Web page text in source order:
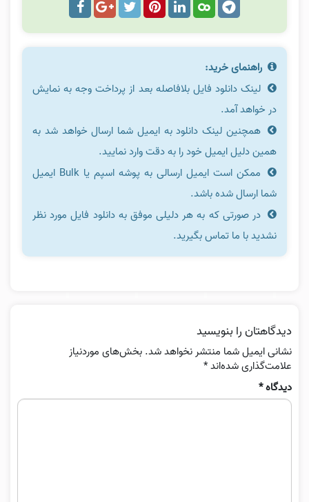
راهنمای خرید:
لینک دانلود فایل بلافاصله بعد از پرداخت وجه به نمایش
در خواهد آمد.
همچنین لینک دانلود به ایمیل شما ارسال خواهد شد به
همین دلیل ایمیل خود را به دقت وارد نمایید.
ممکن است ایمیل ارسالی به پوشه اسپم یا Bulk ایمیل
شما ارسال شده باشد.
در صورتی که به هر دلیلی موفق به دانلود فایل مورد نظر
نشدید با ما تماس بگیرید.
دیدگاهتان را بنویسید
نشانی ایمیل شما منتشر نخواهد شد. بخش‌های موردنیاز
علامت‌گذاری شده‌اند*
دیدگاه*